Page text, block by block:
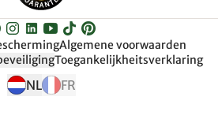
Algemene voorwaarden
Toegankelijkheitsverklaring
NL FR